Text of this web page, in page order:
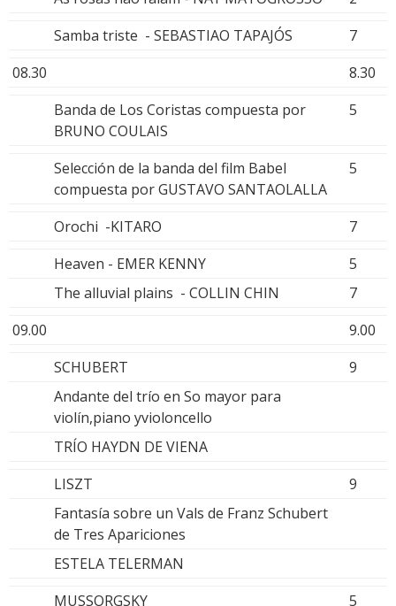
Samba triste - SEBASTIAO TAPAJÓS
7
08.30
8.30
Banda de Los Coristas compuesta por
BRUNO COULAIS
5
Selección de la banda del film Babel
compuesta por GUSTAVO SANTAOLALLA
5
Orochi -KITARO
7
Heaven - EMER KENNY
5
The alluvial plains - COLLIN CHIN
7
09.00
9.00
SCHUBERT
9
Andante del trío en So mayor para
violín,piano yvioloncello
TRÍO HAYDN DE VIENA
LISZT
9
Fantasía sobre un Vals de Franz Schubert
de Tres Apariciones
ESTELA TELERMAN
MUSSORGSKY
5